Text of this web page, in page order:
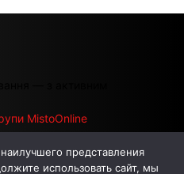
— з активним
MistoOnline
РЕКЛАМА НА САЙТІ
представления
использовать сайт, мы